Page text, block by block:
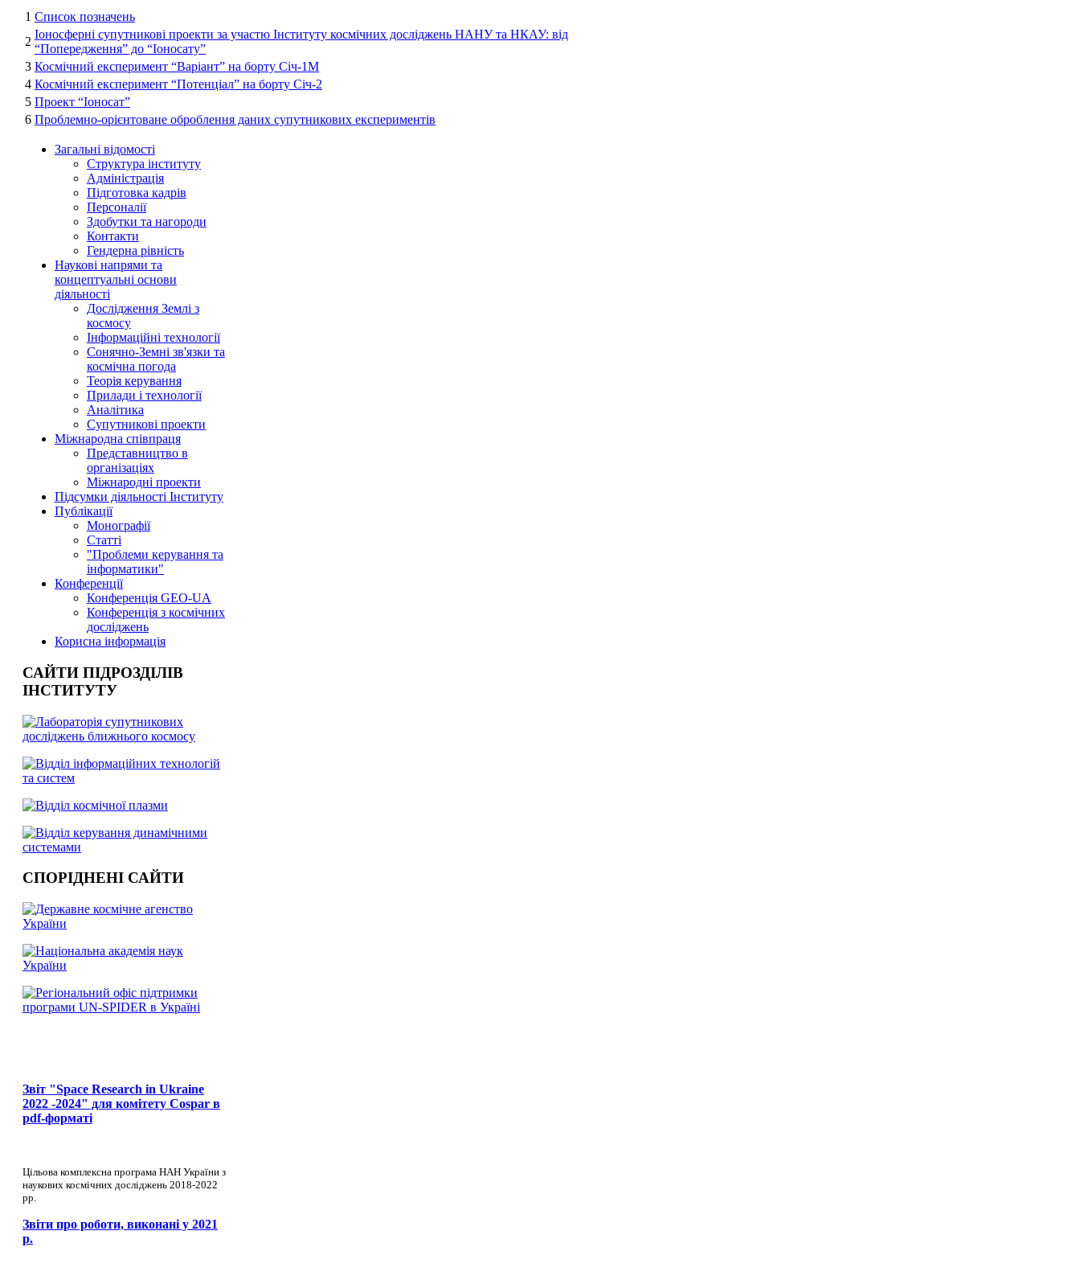
1 Список позначень
2
Іоносферні супутникові проекти за участю Інституту космічних досліджень НАНУ та НКАУ: від
“Попередження” до “Іоносату”
3 Космічний експеримент “Варіант” на борту Січ-1М
4 Космічний експеримент “Потенціал” на борту Січ-2
5 Проект “Іоносат”
6 Проблемно-орієнтоване оброблення даних супутникових експериментів
Загальні відомості
Структура інституту
Адміністрація
Підготовка кадрів
Персоналії
Здобутки та нагороди
Контакти
Гендерна рівність
Наукові напрями та
концептуальні основи
діяльності
Дослідження Землі з
космосу
Інформаційні технології
Сонячно-Земні зв'язки та
космічна погода
Теорія керування
Прилади і технології
Аналітика
Супутникові проекти
Міжнародна співпраця
Представництво в
організаціях
Міжнародні проекти
Підсумки діяльності Інституту
Публікації
Монографії
Статті
"Проблеми керування та
інформатики"
Конференції
Конференція GEO-UA
Конференція з космічних
досліджень
Корисна інформація
САЙТИ ПІДРОЗДІЛІВ
ІНСТИТУТУ
СПОРІДНЕНІ САЙТИ
Звіт "Space Research in Ukraine
2022 -2024" для комітету Cospar в
pdf-форматі
Цільова комплексна програма НАН України з
наукових космічних досліджень 2018-2022
рр.
Звіти про роботи, виконані у 2021
р.